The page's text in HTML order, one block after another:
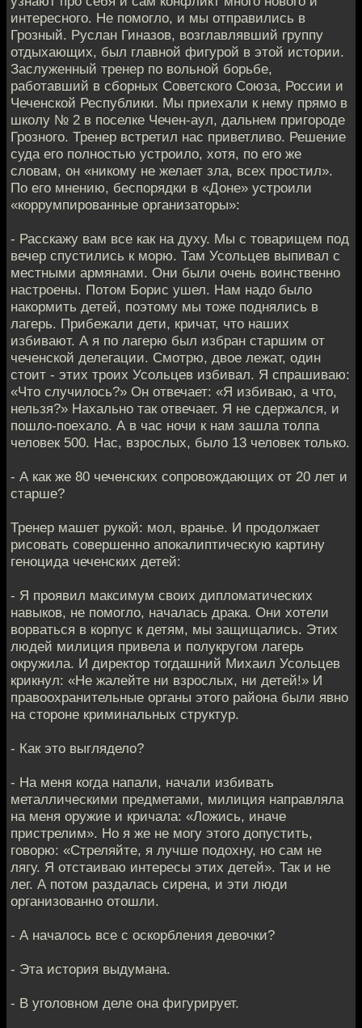
интересного. Не помогло, и мы отправились в
Грозный. Руслан Гиназов, возглавлявший группу
отдыхающих, был главной фигурой в этой истории.
Заслуженный тренер по вольной борьбе,
работавший в сборных Советского Союза, России и
Чеченской Республики. Мы приехали к нему прямо в
школу № 2 в поселке Чечен-аул, дальнем пригороде
Грозного. Тренер встретил нас приветливо. Решение
суда его полностью устроило, хотя, по его же
словам, он «никому не желает зла, всех простил».
По его мнению, беспорядки в «Доне» устроили
«коррумпированные организаторы»:
- Расскажу вам все как на духу. Мы с товарищем под
вечер спустились к морю. Там Усольцев выпивал с
местными армянами. Они были очень воинственно
настроены. Потом Борис ушел. Нам надо было
накормить детей, поэтому мы тоже поднялись в
лагерь. Прибежали дети, кричат, что наших
избивают. А я по лагерю был избран старшим от
чеченской делегации. Смотрю, двое лежат, один
стоит - этих троих Усольцев избивал. Я спрашиваю:
«Что случилось?» Он отвечает: «Я избиваю, а что,
нельзя?» Нахально так отвечает. Я не сдержался, и
пошло-поехало. А в час ночи к нам зашла толпа
человек 500. Нас, взрослых, было 13 человек только.
- А как же 80 чеченских сопровождающих от 20 лет и
старше?
Тренер машет рукой: мол, вранье. И продолжает
рисовать совершенно апокалиптическую картину
геноцида чеченских детей:
- Я проявил максимум своих дипломатических
навыков, не помогло, началась драка. Они хотели
ворваться в корпус к детям, мы защищались. Этих
людей милиция привела и полукругом лагерь
окружила. И директор тогдашний Михаил Усольцев
крикнул: «Не жалейте ни взрослых, ни детей!» И
правоохранительные органы этого района были явно
на стороне криминальных структур.
- Как это выглядело?
- На меня когда напали, начали избивать
металлическими предметами, милиция направляла
на меня оружие и кричала: «Ложись, иначе
пристрелим». Но я же не могу этого допустить,
говорю: «Стреляйте, я лучше подохну, но сам не
лягу. Я отстаиваю интересы этих детей». Так и не
лег. А потом раздалась сирена, и эти люди
организованно отошли.
- А началось все с оскорбления девочки?
- Эта история выдумана.
- В уголовном деле она фигурирует.